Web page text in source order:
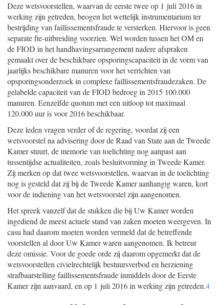
Deze wetsvoorstellen, waarvan de eerste twee op 1 juli 2016 in
werking zijn getreden, beogen het wettelijk instrumentarium ter
bestrijding van faillissementsfraude te versterken. Hiervoor is geen
separate fte-uitbreiding voorzien. Wel worden tussen het OM en
de FIOD in het handhavingsarrangement nadere afspraken
gemaakt over de beschikbare opsporingscapaciteit in de vorm van
jaarlijks beschikbare manuren voor het verrichten van
opsporingsonderzoek in complexe faillissementsfraudezaken. De
gelabelde capaciteit van de FIOD bedroeg in 2015 100.000
manuren. Eenzelfde quotum met een uitloop tot maximaal
120.000 uur is voor 2016 beschikbaar.
Deze leden vragen verder of de regering, voordat zij een
wetsvoorstel na advisering door de Raad van State aan de Tweede
Kamer stuurt, de memorie van toelichting nog aanpast aan
tussentijdse actualiteiten, zoals besluitvorming in Tweede Kamer.
Zij merken op dat twee wetsvoorstellen, waarvan in de toelichting
nog is gesteld dat zij bij de Tweede Kamer aanhangig waren, kort
voor de indiening van het wetsvoorstel zijn aangenomen.
Het spreek vanzelf dat de stukken die bij Uw Kamer worden
ingediend de meest actuele stand van zaken moeten weergeven. In
casu had daarom moeten worden vermeld dat de betreffende
voorstellen al door Uw Kamer waren aangenomen. Ik betreur
deze omissie. Voor de goede orde zij daarom opgemerkt dat de
wetsvoorstellen civielrechtelijk bestuursverbod en herziening
strafbaarstelling faillissementsfraude inmiddels door de Eerste
Kamer zijn aanvaard, en op 1 juli 2016 in werking zijn getreden.4